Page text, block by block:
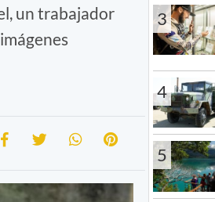
un trabajador
3
4
5